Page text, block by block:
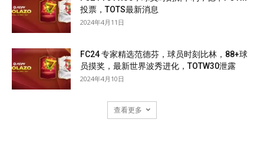
投票，TOTS最新消息
2024年4月11日
FC24 专家精选范德芬，球员时刻比林，88+球
员摸奖，最新世界波秀进化，TOTW30泄露
2024年4月10日
查看更多